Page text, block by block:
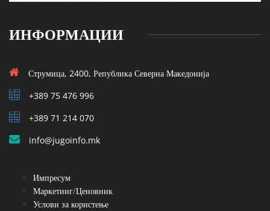
ИНФОРМАЦИИ
Струмица, 2400, Република Северна Македонија
+389 75 476 996
+389 71 214 070
info@jugoinfo.mk
Импресум
Маркетинг/Ценовник
Услови за користење